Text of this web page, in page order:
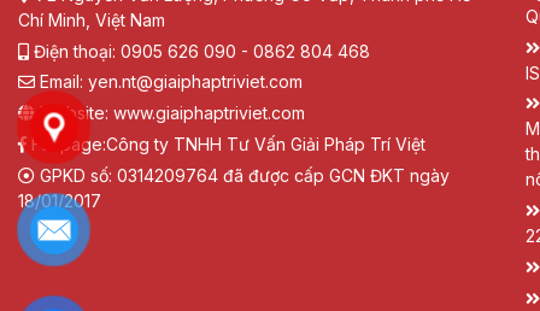
Chí Minh, Việt Nam
Điện thoại: 0905 626 090 - 0862 804 468
Email: yen.nt@giaiphaptriviet.com
Website: www.giaiphaptriviet.com
Fanpage:Công ty TNHH Tư Vấn Giải Pháp Trí Việt
GPKD số: 0314209764 đã được cấp GCN ĐKT ngày
18/01/2017